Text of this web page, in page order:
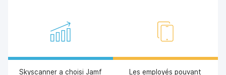
Skyscanner a choisi Jamf
Les employés pouvant